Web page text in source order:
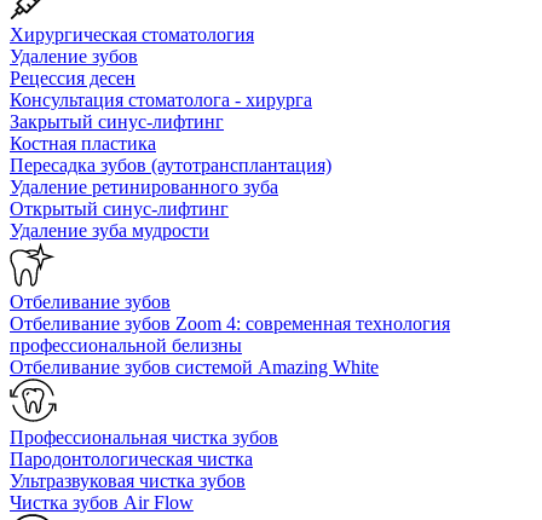
Хирургическая стоматология
Удаление зубов
Рецессия десен
Консультация стоматолога - хирурга
Закрытый синус-лифтинг
Костная пластика
Пересадка зубов (аутотрансплантация)
Удаление ретинированного зуба
Открытый синус-лифтинг
Удаление зуба мудрости
Отбеливание зубов
Отбеливание зубов Zoom 4: современная технология
профессиональной белизны
Отбеливание зубов системой Amazing White
Профессиональная чистка зубов
Пародонтологическая чистка
Ультразвуковая чистка зубов
Чистка зубов Air Flow